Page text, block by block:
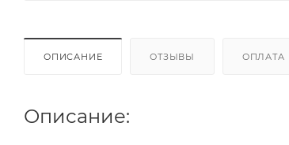
ОПИСАНИЕ ОТЗЫВЫ ОПЛАТА
Описание: